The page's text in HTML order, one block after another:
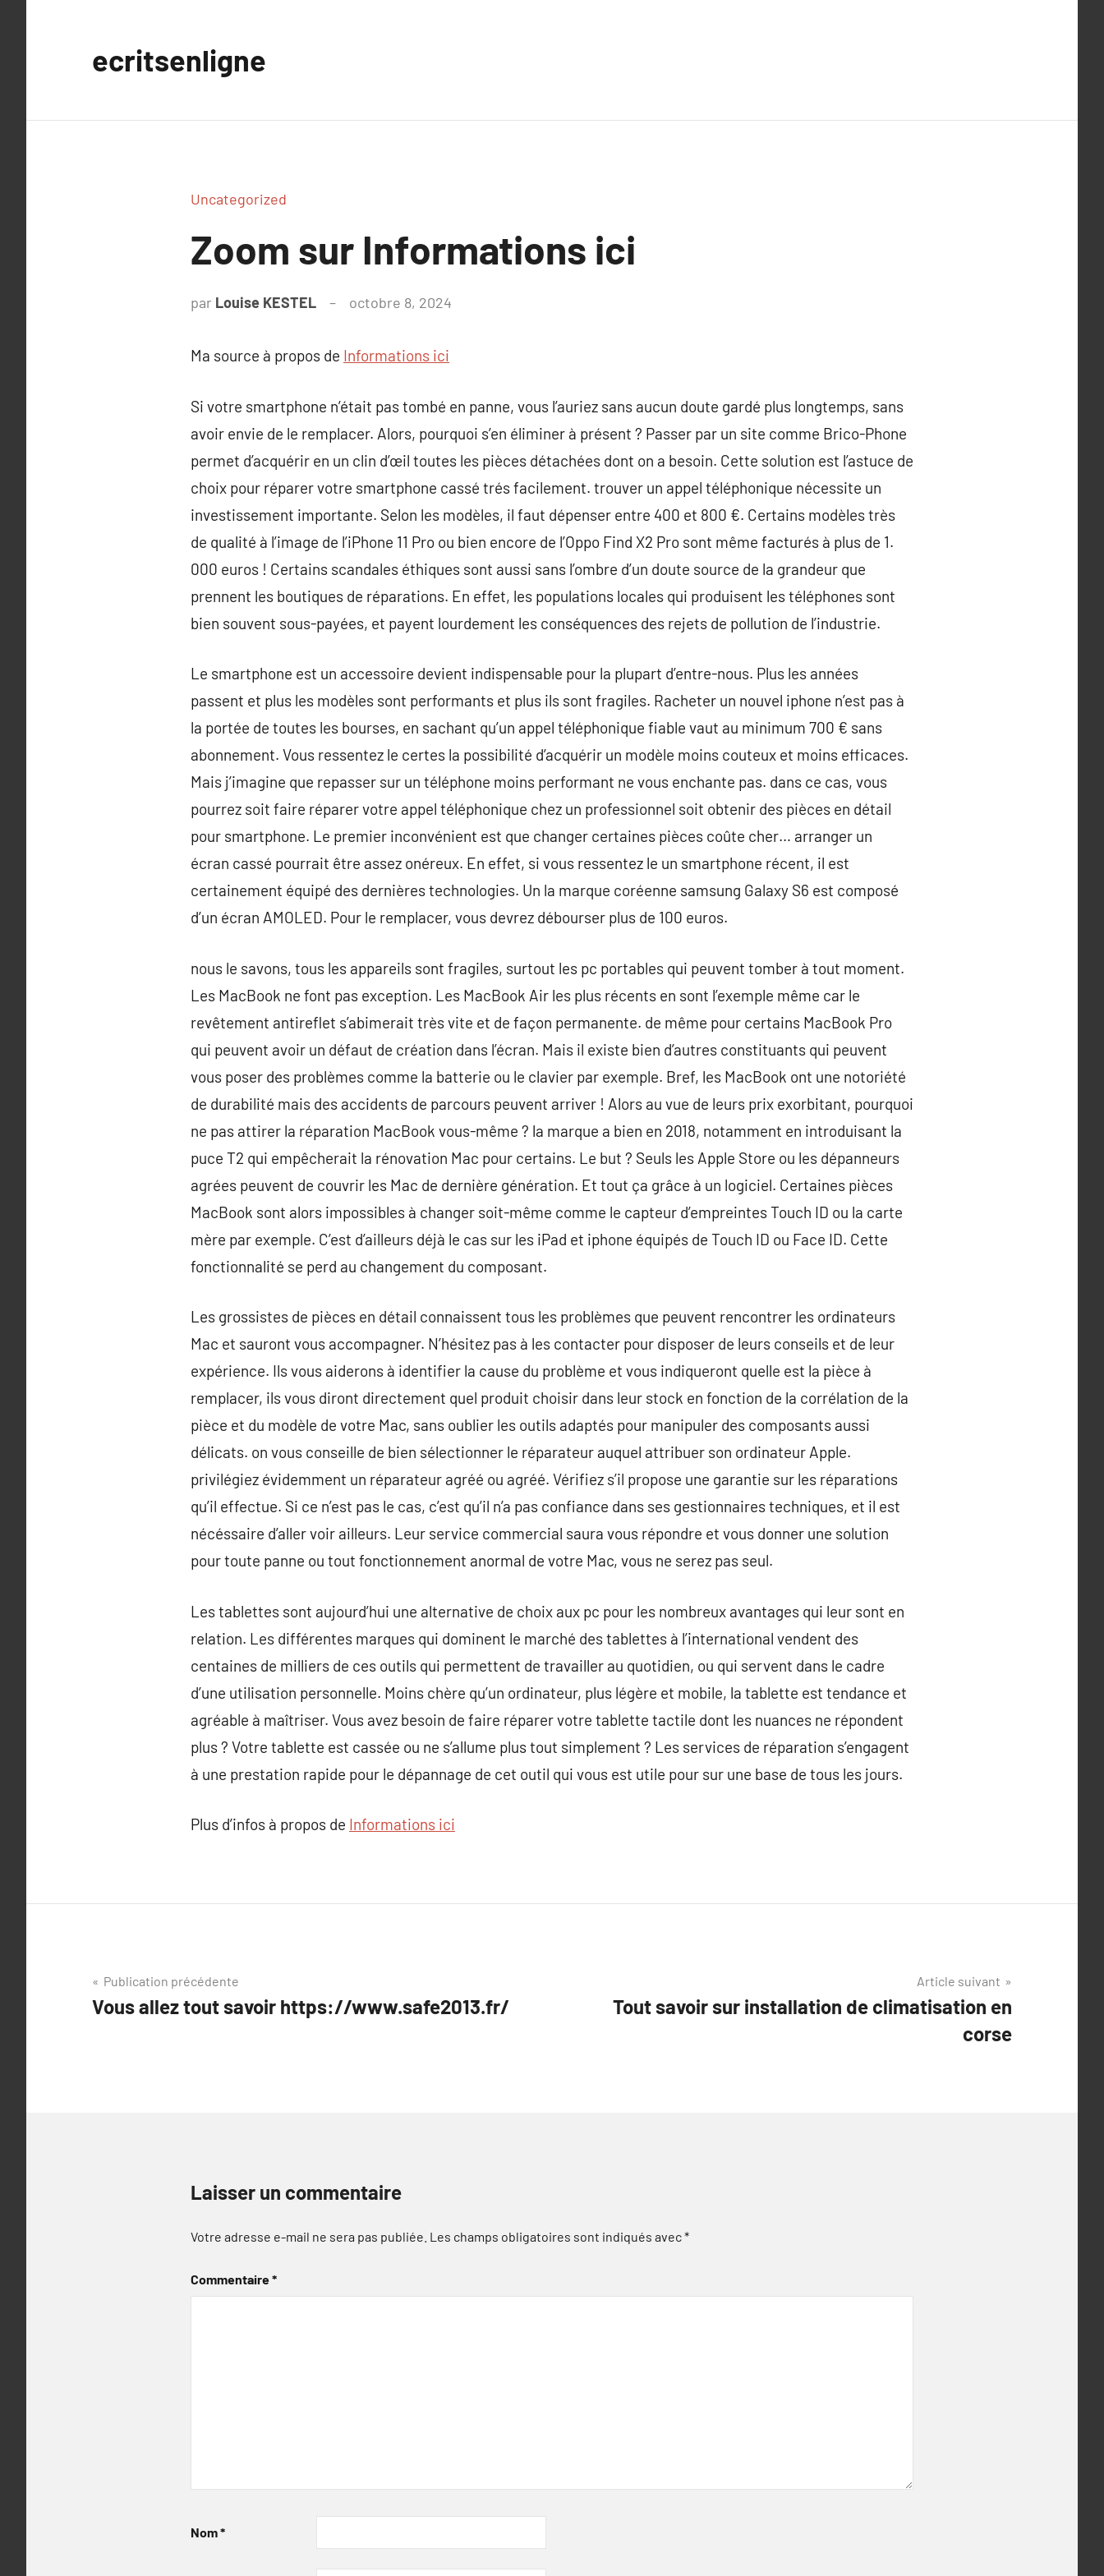
ecritsenligne
Uncategorized
Zoom sur Informations ici
par Louise KESTEL octobre 8, 2024
Ma source à propos de Informations ici
Si votre smartphone n’était pas tombé en panne, vous l’auriez sans aucun doute gardé plus longtemps, sans
avoir envie de le remplacer. Alors, pourquoi s’en éliminer à présent ? Passer par un site comme Brico-Phone
permet d’acquérir en un clin d’œil toutes les pièces détachées dont on a besoin. Cette solution est l’astuce de
choix pour réparer votre smartphone cassé trés facilement. trouver un appel téléphonique nécessite un
investissement importante. Selon les modèles, il faut dépenser entre 400 et 800 €. Certains modèles très
de qualité à l’image de l’iPhone 11 Pro ou bien encore de l’Oppo Find X2 Pro sont même facturés à plus de 1.
000 euros ! Certains scandales éthiques sont aussi sans l’ombre d’un doute source de la grandeur que
prennent les boutiques de réparations. En effet, les populations locales qui produisent les téléphones sont
bien souvent sous-payées, et payent lourdement les conséquences des rejets de pollution de l’industrie.
Le smartphone est un accessoire devient indispensable pour la plupart d’entre-nous. Plus les années
passent et plus les modèles sont performants et plus ils sont fragiles. Racheter un nouvel iphone n’est pas à
la portée de toutes les bourses, en sachant qu’un appel téléphonique fiable vaut au minimum 700 € sans
abonnement. Vous ressentez le certes la possibilité d’acquérir un modèle moins couteux et moins efficaces.
Mais j’imagine que repasser sur un téléphone moins performant ne vous enchante pas. dans ce cas, vous
pourrez soit faire réparer votre appel téléphonique chez un professionnel soit obtenir des pièces en détail
pour smartphone. Le premier inconvénient est que changer certaines pièces coûte cher… arranger un
écran cassé pourrait être assez onéreux. En effet, si vous ressentez le un smartphone récent, il est
certainement équipé des dernières technologies. Un la marque coréenne samsung Galaxy S6 est composé
d’un écran AMOLED. Pour le remplacer, vous devrez débourser plus de 100 euros.
nous le savons, tous les appareils sont fragiles, surtout les pc portables qui peuvent tomber à tout moment.
Les MacBook ne font pas exception. Les MacBook Air les plus récents en sont l’exemple même car le
revêtement antireflet s’abimerait très vite et de façon permanente. de même pour certains MacBook Pro
qui peuvent avoir un défaut de création dans l’écran. Mais il existe bien d’autres constituants qui peuvent
vous poser des problèmes comme la batterie ou le clavier par exemple. Bref, les MacBook ont une notoriété
de durabilité mais des accidents de parcours peuvent arriver ! Alors au vue de leurs prix exorbitant, pourquoi
ne pas attirer la réparation MacBook vous-même ? la marque a bien en 2018, notamment en introduisant la
puce T2 qui empêcherait la rénovation Mac pour certains. Le but ? Seuls les Apple Store ou les dépanneurs
agrées peuvent de couvrir les Mac de dernière génération. Et tout ça grâce à un logiciel. Certaines pièces
MacBook sont alors impossibles à changer soit-même comme le capteur d’empreintes Touch ID ou la carte
mère par exemple. C’est d’ailleurs déjà le cas sur les iPad et iphone équipés de Touch ID ou Face ID. Cette
fonctionnalité se perd au changement du composant.
Les grossistes de pièces en détail connaissent tous les problèmes que peuvent rencontrer les ordinateurs
Mac et sauront vous accompagner. N’hésitez pas à les contacter pour disposer de leurs conseils et de leur
expérience. Ils vous aiderons à identifier la cause du problème et vous indiqueront quelle est la pièce à
remplacer, ils vous diront directement quel produit choisir dans leur stock en fonction de la corrélation de la
pièce et du modèle de votre Mac, sans oublier les outils adaptés pour manipuler des composants aussi
délicats. on vous conseille de bien sélectionner le réparateur auquel attribuer son ordinateur Apple.
privilégiez évidemment un réparateur agréé ou agréé. Vérifiez s’il propose une garantie sur les réparations
qu’il effectue. Si ce n’est pas le cas, c’est qu’il n’a pas confiance dans ses gestionnaires techniques, et il est
nécéssaire d’aller voir ailleurs. Leur service commercial saura vous répondre et vous donner une solution
pour toute panne ou tout fonctionnement anormal de votre Mac, vous ne serez pas seul.
Les tablettes sont aujourd’hui une alternative de choix aux pc pour les nombreux avantages qui leur sont en
relation. Les différentes marques qui dominent le marché des tablettes à l’international vendent des
centaines de milliers de ces outils qui permettent de travailler au quotidien, ou qui servent dans le cadre
d’une utilisation personnelle. Moins chère qu’un ordinateur, plus légère et mobile, la tablette est tendance et
agréable à maîtriser. Vous avez besoin de faire réparer votre tablette tactile dont les nuances ne répondent
plus ? Votre tablette est cassée ou ne s’allume plus tout simplement ? Les services de réparation s’engagent
à une prestation rapide pour le dépannage de cet outil qui vous est utile pour sur une base de tous les jours.
Plus d’infos à propos de Informations ici
Navigation
de
Publication précédente
Vous allez tout savoir https://www.safe2013.fr/
Article suivant
Tout savoir sur installation de climatisation en
corse
Laisser un commentaire
Votre adresse e-mail ne sera pas publiée. Les champs obligatoires sont indiqués avec*
Commentaire*
Nom*